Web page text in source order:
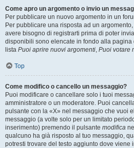
Come apro un argomento o invio un
Per pubblicare un nuovo argomento in un
Per pubblicare una risposta ad un argomento,
avere bisogno di registrarti prima di poter
disponibili sono elencate in fondo alla pagina
lista Puoi aprire nuovi argomenti, Puoi votare
Top
Come modifico o cancello un messaggio?
Puoi modificare o cancellare solo i tuoi
amministratore o un moderatore. Puoi
pulsante con la «X» nel messaggio che vuoi
messaggio (a volte solo per un limitato
inserimento) premendo il pulsante modifica
qualcuno ha già risposto al tuo messaggio,
potresti trovare del testo aggiunto dove viene